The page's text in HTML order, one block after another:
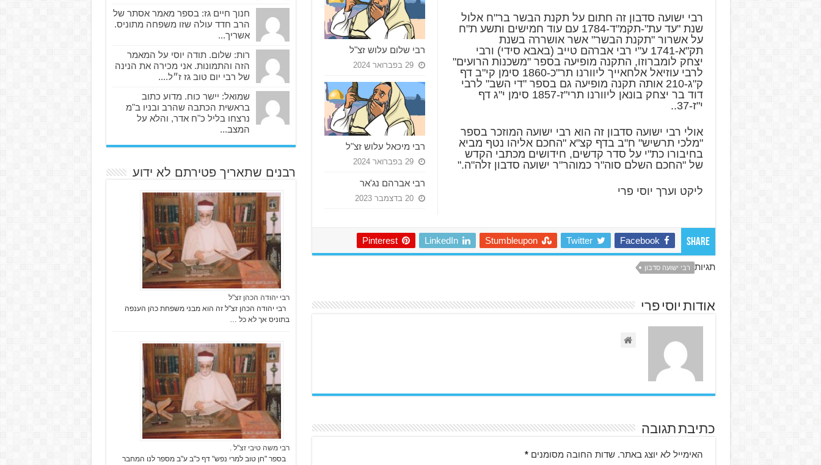
רבי שלום עלוש זצ"ל
29 בפברואר 2024
רבי מיכאל עלוש זצ"ל
29 בפברואר 2024
רבי אברהם נג'אר
20 בדצמבר 2023
רבי ישועה סדבון זה חתום על תקנת הבשר בר"ח אלול
שנת "עד עת"-תקמ"ד-1784 עם עוד חמישים ותשע ת"ח
על אשרור "תקנת הבשר" אשר אושררה בשנת
תק"א-1741 ע"י רבי אברהם טייב (באבא סידי) ורבי
יצחק לומברוזו, התקנה מופיעה בספר "משכנות הרועים"
לרבי עוזיאל אלחאייך ליוורנו תר"כ-1860 סימן קי"ב דף
ק"ג-210 אותה תקנה מופיעה גם בספר "די השב" לרבי
דוד בר יצחק בונאן ליוורנו תרי"ז-1857 סימן י"ג דף
י"ז-37..
אולי רבי ישועה סדבון זה הוא רבי ישועה המוזכר בספר
"מלכי תרשיש" ח"ב בדף קצ"א "החכם אליהו נטף מביא
בחיבורו כת"י על סדר קדשים, חידושים מכתבי הקדש
של "החכם השלם סוה"ר כמוהר"ר ישועה סדבון זלה"ה."
ליקט וערך יוסי פרי
Share
Facebook
Twitter
Stumbleupon
LinkedIn
Pinterest
תגיות רבי ישועה סדבון
אודות יוסי פרי
כתיבת תגובה
האימייל לא יוצג באתר. שדות החובה מסומנים*
חנוך חיים גז: בספר מאמר אסתר של
הרב חדד עולה שזו משפחה מתוניס.
אשריך...
רות: שלום. תודה יוסי על המאמר
הזה והתמונות. אני מכירה את הנינה
של רבי יום טוב גז ז״ל....
שמואל: יישר כוח. מדוע כתוב
בראשית הכתבה שהרב ובניו ב"מ
נרצחו בליל כ"ח אדר, והלא על
המצב...
רבנים שתאריך פטירתם לא ידוע
רבי יהודה הכהן זצ"ל
רבי יהודה הכהן זצ"ל זה הוא מבני משפחת כהן הענפה
בתוניס אך לא כל …
רבי משה טיבי זצ"ל .
בספר "חן טוב למרי נפש" דף כ"ב ע"ב מספר לנו המחבר